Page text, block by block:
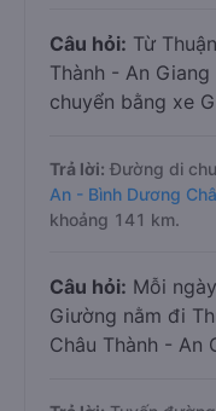
Câu hỏi: Từ
Thành - An
chuyển bằng xe
Trả lời: Đường di
An - Bình Dương
khoảng 141 km.
Câu hỏi: Mỗi
Giường nằm đi
Châu Thành - An